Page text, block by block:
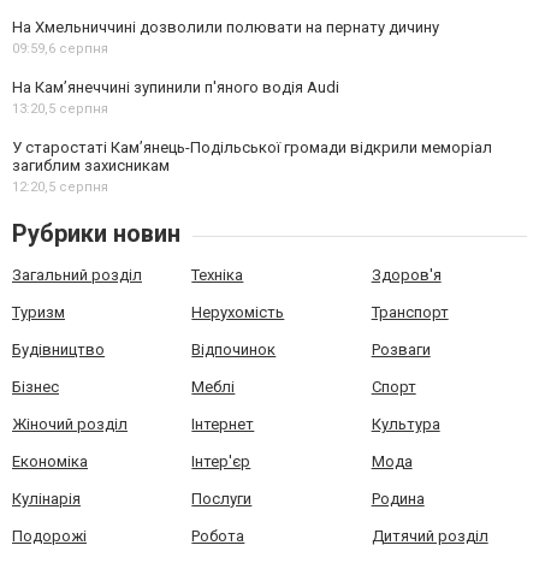
На Хмельниччині дозволили полювати на пернату дичину
09:59,6 серпня
На Камʼянеччині зупинили п'яного водія Audi
13:20,5 серпня
У старостаті Кам’янець-Подільської громади відкрили меморіал
загиблим захисникам
12:20,5 серпня
Рубрики новин
Загальний розділ Техніка Здоров'я
Туризм Нерухомість Транспорт
Будівництво Відпочинок Розваги
Бізнес Меблі Спорт
Жіночий розділ Інтернет Культура
Економіка Інтер'єр Мода
Кулінарія Послуги Родина
Подорожі Робота Дитячий розділ